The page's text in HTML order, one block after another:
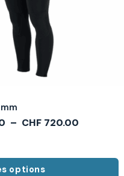
– CHF720.00
options